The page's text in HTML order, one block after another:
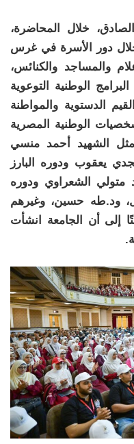
خلال المحاضرة،
دور الأسرة في غرس
والمساجد والكنائس،
الوطنية التوعوية
الدستوية والمواطنة
الوطنية المصرية
مثل الشهيد أحمد منسي
يعقوب ودوره البارز
الشعراوي ودوره
ود.طه حسين، وغيرهم
إلى أن الجامعة انشأت